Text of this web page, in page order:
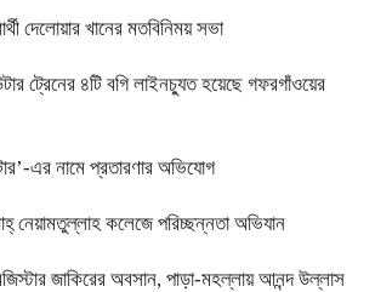
দেলোয়ার খানের মতবিনিময় সভা
ট্রেনের ৪টি বগি লাইনচ্যুত হয়েছে গফরগাঁওয়ের
এর নামে প্রতারণার অভিযোগ
নেয়ামতুল্লাহ কলেজে পরিচ্ছন্নতা অভিযান
জাকিরের অবসান, পাড়া-মহল্লায় আনন্দ উল্লাস